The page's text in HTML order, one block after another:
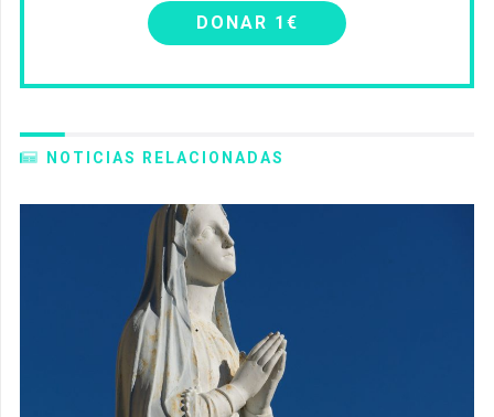
DONAR 1€
NOTICIAS RELACIONADAS